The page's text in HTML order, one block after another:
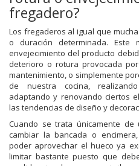
fregadero?
Los fregaderos al igual que
o duración determinada. Este
envejecimiento del producto
deterioro o rotura provocada
mantenimiento, o simplemente
de nuestra cocina,
adaptando y renovando ciertos
las tendencias de diseño y
Cuando se trata únicamente
cambiar la bancada o
poder aprovechar el hueco ya
limitar bastante puesto que